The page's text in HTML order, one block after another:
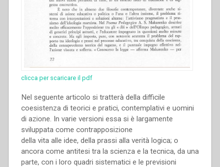
clicca per scaricare il pdf
Nel seguente articolo si tratterà della difficile
coesistenza di teorici e pratici, contemplativi e uomini
di azione. In varie versioni essa si è largamente
sviluppata come contrapposizione
della vita alle idee, della prassi alla verità logica; o
ancora come antitesi tra la scienza e la tecnica, da una
parte, con i loro quadri sistematici e le previsioni